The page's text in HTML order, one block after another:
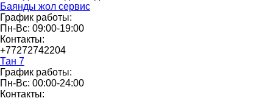
Баянды жол сервис
График работы:
Пн-Вс: 09:00-19:00
Контакты:
+77272742204
Тан 7
График работы:
Пн-Вс: 00:00-24:00
Контакты: